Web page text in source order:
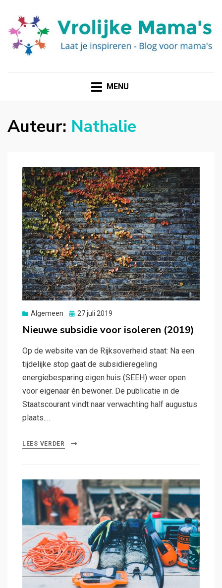
MENU
Auteur: Nathalie
Algemeen
Posted
27 juli 2019
Nieuwe subsidie voor isoleren (2019)
Op de website van de Rijksoverheid staat: Na een
tijdelijke stop gaat de subsidieregeling
energiebesparing eigen huis (SEEH) weer open
voor eigenaar én bewoner. De publicatie in de
Staatscourant vindt naar verwachting half augustus
plaats.…
LEES VERDER